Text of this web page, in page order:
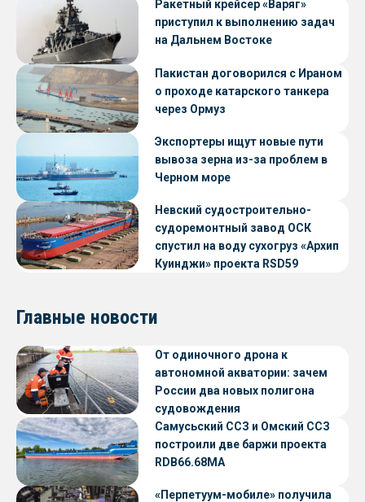
Ракетный крейсер «Варяг»
приступил к выполнению задач
на Дальнем Востоке
Пакистан договорился с Ираном
о проходе катарского танкера
через Ормуз
Экспортеры ищут новые пути
вывоза зерна из-за проблем в
Черном море
Невский судостроительно-
судоремонтный завод ОСК
спустил на воду сухогруз «Архип
Куинджи» проекта RSD59
Главные новости
От одиночного дрона к
автономной акватории: зачем
России два новых полигона
судовождения
Самусьский ССЗ и Омский ССЗ
построили две баржи проекта
RDB66.68МА
«Перпетуум-мобиле» получила